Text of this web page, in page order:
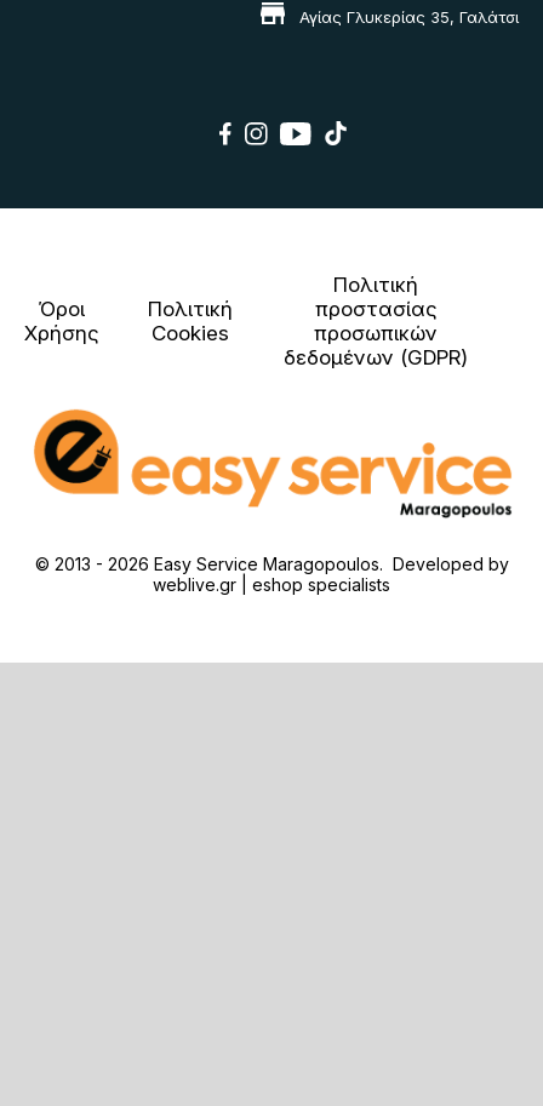
Αγίας Γλυκερίας 35, Γαλάτσι
Όροι
Χρήσης
Πολιτική
Cookies
Πολιτική
προστασίας
προσωπικών
δεδομένων (GDPR)
© 2013 - 2026 Easy Service Maragopoulos. Developed by
weblive.gr | eshop specialists